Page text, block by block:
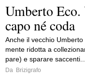
Umberto Eco.
capo né coda
Anche il vecchio
mente ridotta a
pare) e sparare saccenti...
Da Brizigrafo